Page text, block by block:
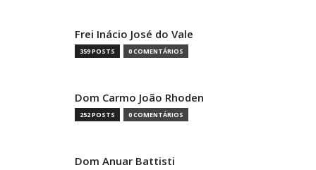
Frei Inácio José do Vale
359 POSTS 0 COMENTÁRIOS
Dom Carmo João Rhoden
252 POSTS 0 COMENTÁRIOS
Dom Anuar Battisti